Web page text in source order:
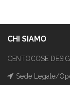
CHI SIAMO
CENTOCOSE
Sede Legale/